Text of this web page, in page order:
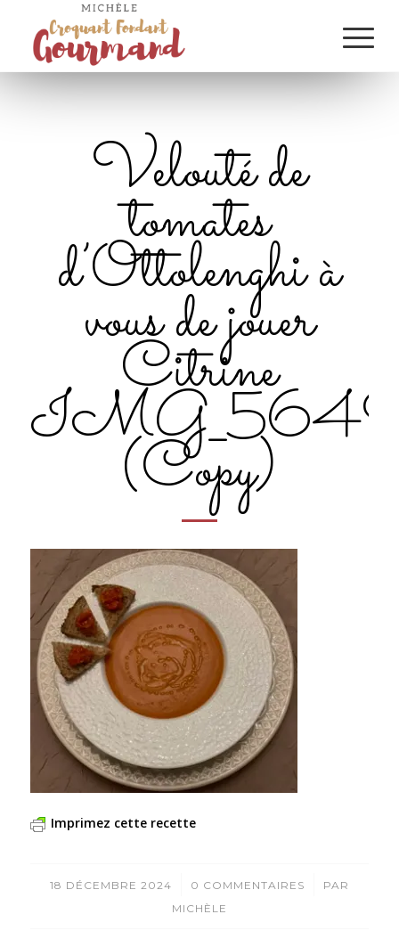
Velouté de
tomates
d’Ottolenghi à
vous de jouer
Citrine
(Copy)
Imprimez cette recette
18 DÉCEMBRE 2024
/ 0 COMMENTAIRES
/
PAR
MICHÈLE